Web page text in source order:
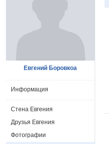
Евгений Боровкоа
Информация
Стена Евгения
Друзья Евгения
Фотографии